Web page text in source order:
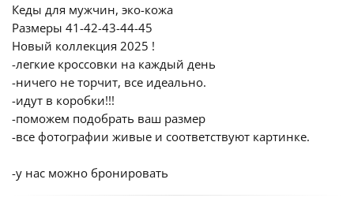
Кеды для мужчин, эко-кожа
Размеры 41-42-43-44-45
Новый коллекция 2025 !
-лeгкие кроссовки на каждый день
-ничего не торчит, всe идеально.
-идут в коробки!!!
-поможем подобрать ваш размер
-все фотографии живые и соответствуют картинке.
-у нас можно бронировать